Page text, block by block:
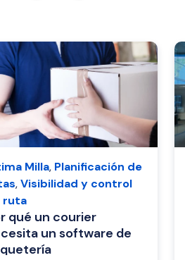
Milla, Planificación de
,Visibilidad y control
ruta
qué un courier
un software de